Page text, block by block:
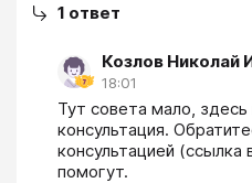
1 ответ
Козлов Николай
18:01
Тут совета мало,
консультация.
консультацией (ссылка
помогут.